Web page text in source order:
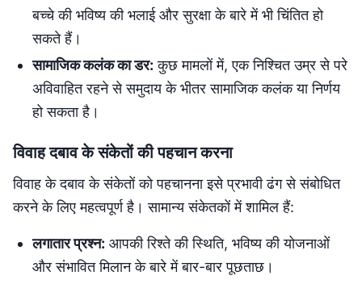
बच्चे की भविष्य की भलाई और सुरक्षा के बारे में भी चिंतित हो
सकते हैं।
सामाजिक कलंक का डर: कुछ मामलों में, एक निश्चित उम्र से परे
अविवाहित रहने से समुदाय के भीतर सामाजिक कलंक या निर्णय
हो सकता है।
विवाह दबाव के संकेतों की पहचान करना
विवाह के दबाव के संकेतों को पहचानना इसे प्रभावी ढंग से संबोधित
करने के लिए महत्वपूर्ण है। सामान्य संकेतकों में शामिल हैं:
लगातार प्रश्न: आपकी रिश्ते की स्थिति, भविष्य की योजनाओं
और संभावित मिलान के बारे में बार-बार पूछताछ।